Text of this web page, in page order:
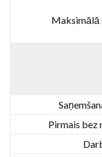
Maksimālā
Pirmais bez